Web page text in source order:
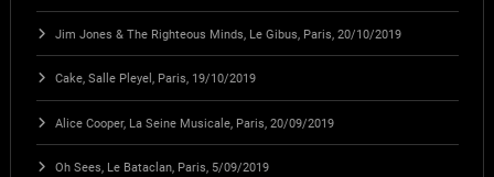
Jim Jones & The Righteous Minds, Le Gibus, Paris, 20/10/2019
Cake, Salle Pleyel, Paris, 19/10/2019
Alice Cooper, La Seine Musicale, Paris, 20/09/2019
Oh Sees, Le Bataclan, Paris, 5/09/2019